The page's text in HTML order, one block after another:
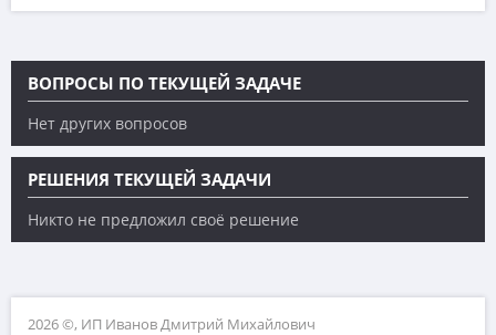
ВОПРОСЫ ПО ТЕКУЩЕЙ ЗАДАЧЕ
Нет других вопросов
РЕШЕНИЯ ТЕКУЩЕЙ ЗАДАЧИ
Никто не предложил своё решение
2026 ©, ИП Иванов Дмитрий Михайлович